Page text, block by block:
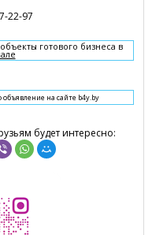
22-97
готового бизнеса в
на сайте b4y.by
будет интересно: